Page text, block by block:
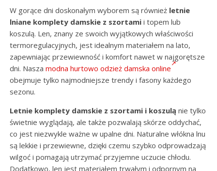
W gorące dni doskonałym wyborem są również letnie
lniane komplety damskie z szortami i topem lub
koszulą. Len, znany ze swoich wyjątkowych właściwości
termoregulacyjnych, jest idealnym materiałem na lato,
zapewniając przewiewność i komfort nawet w najgorętsze
dni. Nasza modna hurtowo odzież damska online
obejmuje tylko najmodniejsze trendy i fasony każdego
sezonu.
Letnie komplety damskie z szortami i koszulą nie tylko
świetnie wyglądają, ale także pozwalają skórze oddychać,
co jest niezwykle ważne w upalne dni. Naturalne włókna lnu
są lekkie i przewiewne, dzięki czemu szybko odprowadzają
wilgoć i pomagają utrzymać przyjemne uczucie chłodu.
Dodatkowo, len jest materiałem trwałym i odpornym na